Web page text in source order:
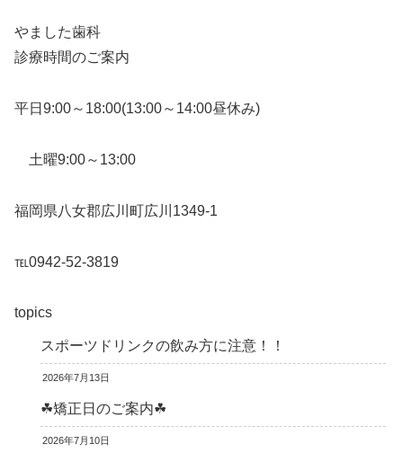
やました歯科
診療時間のご案内
平日9:00～18:00(13:00～14:00昼休み)
土曜9:00～13:00
福岡県八女郡広川町広川1349-1
℡0942-52-3819
topics
スポーツドリンクの飲み方に注意！！
2026年7月13日
☘矯正日のご案内☘
2026年7月10日